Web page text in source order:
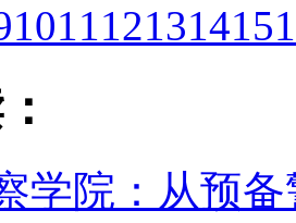
101112131415
学院：从预